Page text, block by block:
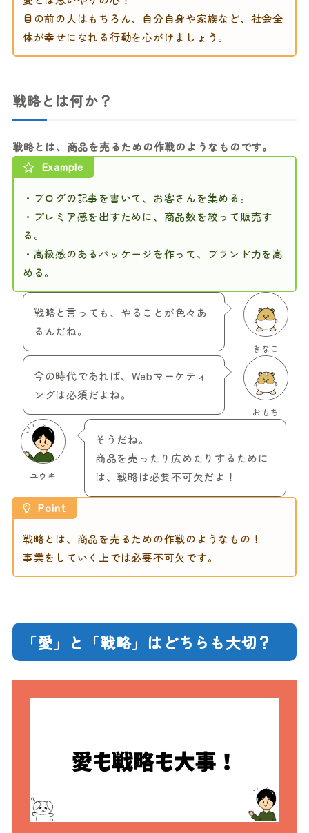
目の前の人はもちろん、自分自身や家族など、社会全
体が幸せになれる行動を心がけましょう。
戦略とは何か？
戦略とは、商品を売るための作戦のようなものです。
Example
・ブログの記事を書いて、お客さんを集める。
・プレミア感を出すために、商品数を絞って販売す
る。
・高級感のあるパッケージを作って、ブランド力を高
める。
きなこ
戦略と言っても、やることが色々あ
るんだね。
おもち
今の時代であれば、Webマーケティ
ングは必須だよね。
ユウキ
そうだね。
商品を売ったり広めたりするために
は、戦略は必要不可欠だよ！
Point
戦略とは、商品を売るための作戦のようなもの！
事業をしていく上では必要不可欠です。
「愛」と「戦略」はどちらも大切？